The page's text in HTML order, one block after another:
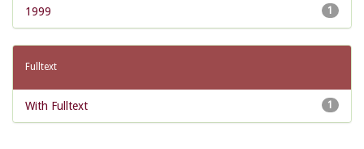
1
1999
Fulltext
1
With Fulltext